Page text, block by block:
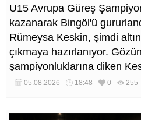
U15 Avrupa Güreş
kazanarak Bingöl'ü
Rümeysa Keskin, şimdi
çıkmaya hazırlanıyor.
şampiyonluklarına diken
çalışmalarını sürdürüyor.
05.08.2026 18:48 0 255